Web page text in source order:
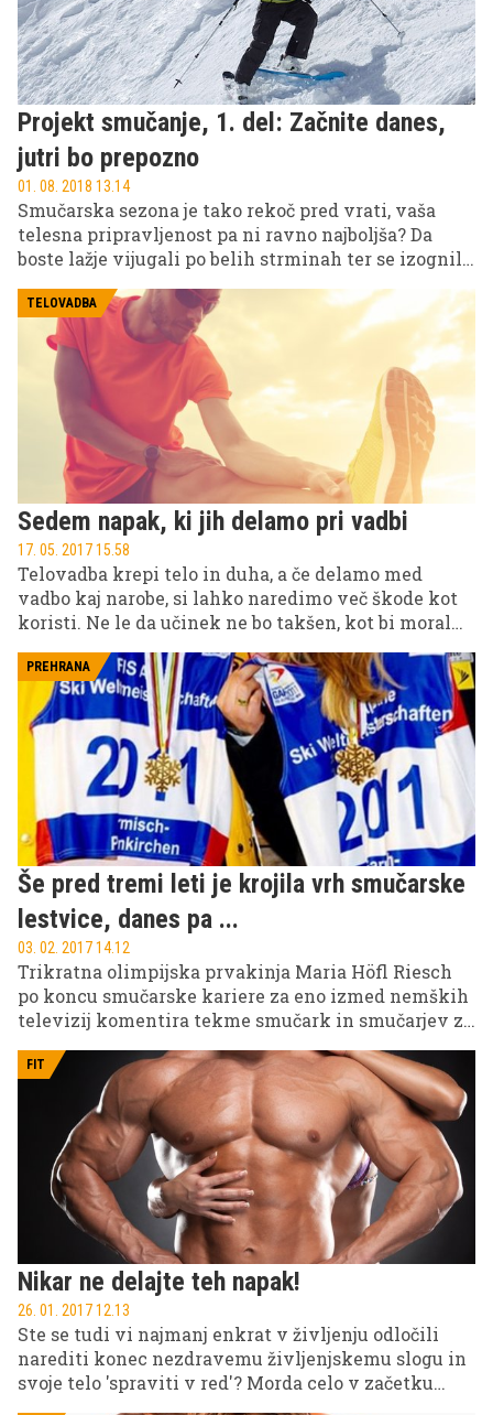
Projekt smučanje, 1. del: Začnite danes,
jutri bo prepozno
01. 08. 2018 13.14
Smučarska sezona je tako rekoč pred vrati, vaša
telesna pripravljenost pa ni ravno najboljša? Da
boste lažje vijugali po belih strminah ter se izognili
morebitnim nevšečnostim, poškodbam pa tudi
prehitri utrujenosti na smučišču, smo vam
pripravili nekaj nasvetov za boljšo splošno telesno
pripravljenost, ki je pri smučanju še kako potrebna!
TELOVADBA
Sedem napak, ki jih delamo pri vadbi
17. 05. 2017 15.58
Telovadba krepi telo in duha, a če delamo med
vadbo kaj narobe, si lahko naredimo več škode kot
koristi. Ne le da učinek ne bo takšen, kot bi moral
poškodujete.
PREHRANA
Še pred tremi leti je krojila vrh smučarske
lestvice, danes pa ...
03. 02. 2017 14.12
Trikratna olimpijska prvakinja Maria Höfl Riesch
po koncu smučarske kariere za eno izmed nemških
televizij komentira tekme smučark in smučarjev za
in ozaveščanju o zdravem načinu življenja. Prav v
ta namen je pred nedavnim izdala knjigo z vajami,
jedilniki in nasveti za zdravo telo. Kaj torej svetuje
lepa Maria?
FIT
Nikar ne delajte teh napak!
26. 01. 2017 12.13
Ste se tudi vi najmanj enkrat v življenju odločili
narediti konec nezdravemu življenjskemu slogu in
svoje telo 'spraviti v red'? Morda celo v začetku